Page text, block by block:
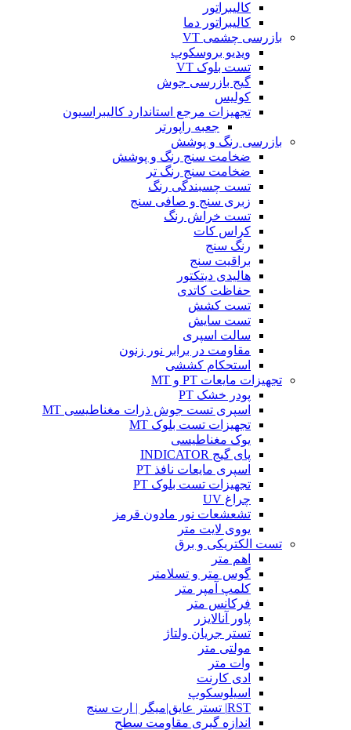
کالیبراتور
کالیبراتور دما
بازرسی چشمی VT
ویدیو بروسکوپ
تست بلوک VT
گیج بازرسی جوش
کولیس
تجهیزات مرجع استاندارد کالیبراسیون
جعبه راپورتر
بازرسی رنگ و پوشش
ضخامت سنج رنگ و پوشش
ضخامت سنج رنگ تر
تست چسبندگی رنگ
زبری سنج و صافی سنج
تست خراش رنگ
کراس کات
رنگ سنج
براقیت سنج
هالیدی دیتکتور
حفاظت کاتدی
تست کشش
تست سایش
سالت اسپری
مقاومت در برابر نور زنون
استحکام کششی
تجهیزات مایعات PT و MT
پودر خشک PT
اسپری تست جوش ذرات مغناطیسی MT
تجهیزات تست بلوک MT
یوک مغناطیسی
پای گیج INDICATOR
اسپری مایعات نافذ PT
تجهیزات تست بلوک PT
چراغ UV
تشعشعات نور مادون قرمز
یووی لایت متر
تست الکتریکی و برق
اهم متر
گوس متر و تسلامتر
کلمپ آمپر متر
فرکانس متر
پاور آنالایزر
تستر جریان ولتاژ
مولتی متر
وات متر
ادی کارنت
اسیلوسکوپ
RST| تستر عایق|میگر | ارت سنج
اندازه گیری مقاومت سطح